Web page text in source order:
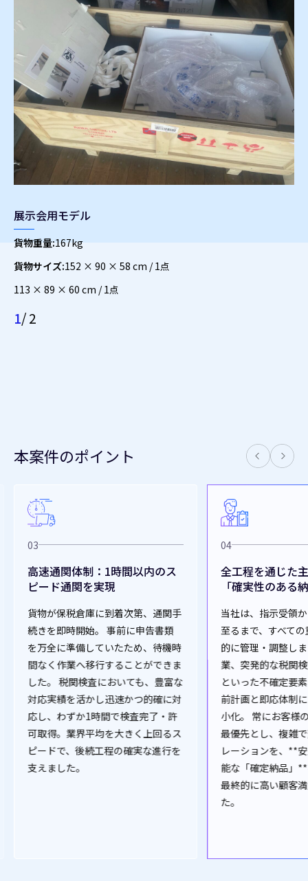
展示会用モデル
貨物重量:167kg
貨物サイズ:152 × 90 × 58 cm / 1点
113 × 89 × 60 cm / 1点
2/ 2
本案件のポイント
1時間以内のス
到着次第、通関手
事前に申告書類
いたため、待機時
することができま
おいても、豊富な
迅速かつ的確に対
で検査完了・許
を大きく上回るス
程の確実な進行を
04
全工程を通じた主体的管理と
「確実性のある納品」
当社は、指示受領から航空機出発に
至るまで、すべての重要工程を主体
的に管理・調整しました。 夜間作
業、突発的な税関検査、航空便選定
といった不確定要素についても、事
前計画と即応体制によりリスクを最
小化。 常にお客様の納期・要件を
最優先とし、複雑で変動の多いオペ
レーションを、**安定的かつ予測可
能な「確定納品」**へと昇華させ、
最終的に高い顧客満足を実現しまし